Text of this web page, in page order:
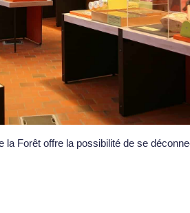
Forêt offre la possibilité de se